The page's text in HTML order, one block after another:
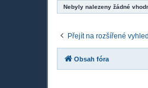
Nebyly nalezeny žádné
Přejít na rozšířené
Obsah fóra